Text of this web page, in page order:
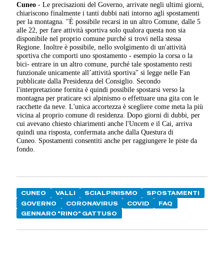
Cuneo - Le precisazioni del Governo, arrivate negli ultimi giorni,
chiariscono finalmente i tanti dubbi nati intorno agli spostamenti
per la montagna. "È possibile recarsi in un altro Comune, dalle 5
alle 22, per fare attività sportiva solo qualora questa non sia
disponibile nel proprio comune purché si trovi nella stessa
Regione. Inoltre è possibile, nello svolgimento di un'attività
sportiva che comporti uno spostamento - esempio la corsa o la
bici- entrare in un altro comune, purché tale spostamento resti
funzionale unicamente all’attività sportiva" si legge nelle Fan
pubblicate dalla Presidenza del Consiglio. Secondo
l'interpretazione fornita è quindi possibile spostarsi verso la
montagna per praticare sci alpinismo o effettuare una gita con le
racchette da neve. L'unica accortezza è scegliere come meta la più
vicina al proprio comune di residenza. Dopo giorni di dubbi, per
cui avevano chiesto chiarimenti anche l'Uncem e il Cai, arriva
quindi una risposta, confermata anche dalla Questura di
Cuneo. Spostamenti consentiti anche per raggiungere le piste da
fondo.
CUNEO VALLI SCIALPINISMO
SPOSTAMENTI
GOVERNO
CORONAVIRUS COVID
FAQ
GENNARO "RINO" GATTUSO